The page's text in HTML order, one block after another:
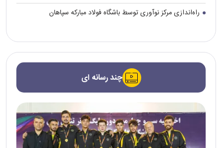
راه‌اندازی مرکز نوآوری توسط باشگاه فولاد مبارکه سپاهان
چند رسانه ای